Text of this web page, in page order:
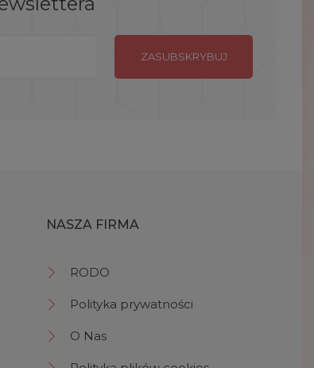
NASZA FIRMA
RODO
Polityka prywatności
O Nas